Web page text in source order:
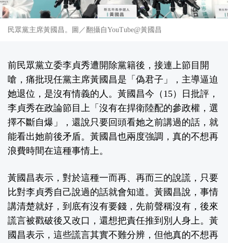
民眾黨主席黃國昌。圖／翻攝自YouTube@黃國昌
前民眾黨立委李貞秀遭開除黨籍後，接連上節目開
嗆，痛批現任黨主席黃國昌是「偽君子」，主導逼迫
她退位，是沒有情義的人。黃國昌今（15）日批評，
李貞秀在政論節目上「沒有在捍衛陸配的參政權，選
擇不斷自爆」，還說只要回頭看她之前講過的話，就
能看出她前後矛盾。黃國昌也兩度強調，真的不想再
浪費時間在這種事情上。
黃國昌表示，對於這種一而再、再而三的說謊，只要
比對李貞秀自己說過的話就會知道。黃國昌說，事情
講清楚就好，到底有沒有要錢，先前聲稱沒有，後來
謊言被戳破後又改口，還想把責任推到別人身上。黃
國昌表示，這些謊言其實不難分辨，但他真的不想再